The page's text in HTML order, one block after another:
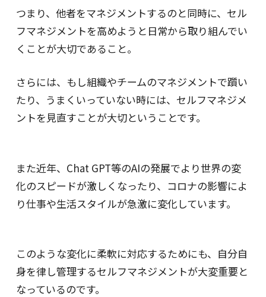
つまり、他者をマネジメントするのと同時に、セル
フマネジメントを高めようと日常から取り組んでい
くことが大切であること。
さらには、もし組織やチームのマネジメントで躓い
たり、うまくいっていない時には、セルフマネジメ
ントを見直すことが大切ということです。
また近年、Chat GPT等のAIの発展でより世界の変
化のスピードが激しくなったり、コロナの影響によ
り仕事や生活スタイルが急激に変化しています。
このような変化に柔軟に対応するためにも、自分自
身を律し管理するセルフマネジメントが大変重要と
なっているのです。